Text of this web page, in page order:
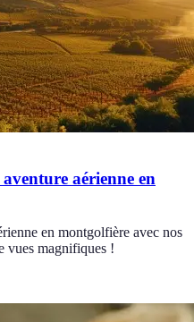
aérienne en
en montgolfière avec nos
vues magnifiques !